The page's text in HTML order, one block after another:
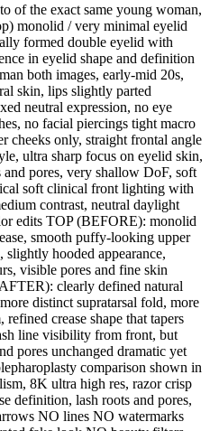
of the exact same young woman,
monolid / very minimal eyelid
formed double eyelid with
in eyelid shape and definition
both images, early-mid 20s,
skin, lips slightly parted
neutral expression, no eye
no facial piercings tight macro
cheeks only, straight frontal angle
ultra sharp focus on eyelid skin,
and pores, very shallow DoF, soft
soft clinical front lighting with
contrast, neutral daylight
edits TOP (BEFORE): monolid
smooth puffy-looking upper
hooded appearance,
visible pores and fine skin
clearly defined natural
distinct supratarsal fold, more
crease shape that tapers
line visibility from front, but
pores unchanged dramatic yet
comparison shown in
8K ultra high res, razor crisp
definition, lash roots and pores,
NO lines NO watermarks